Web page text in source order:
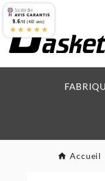
Accueil
9.6/10 (467 avis)
★★★★★